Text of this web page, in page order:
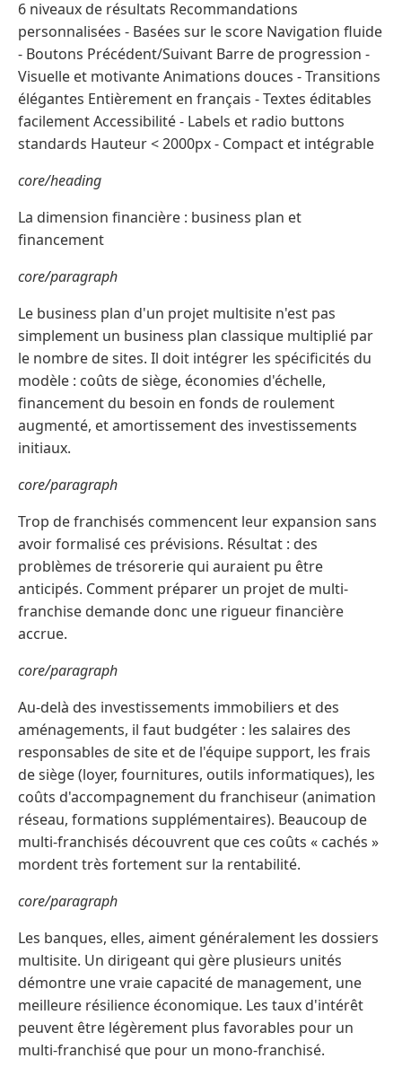
6 niveaux de résultats Recommandations
personnalisées - Basées sur le score Navigation fluide
- Boutons Précédent/Suivant Barre de progression -
Visuelle et motivante Animations douces - Transitions
élégantes Entièrement en français - Textes éditables
facilement Accessibilité - Labels et radio buttons
standards Hauteur < 2000px - Compact et intégrable
core/heading
La dimension financière : business plan et
financement
core/paragraph
Le business plan d'un projet multisite n'est pas
simplement un business plan classique multiplié par
le nombre de sites. Il doit intégrer les spécificités du
modèle : coûts de siège, économies d'échelle,
financement du besoin en fonds de roulement
augmenté, et amortissement des investissements
initiaux.
core/paragraph
Trop de franchisés commencent leur expansion sans
avoir formalisé ces prévisions. Résultat : des
problèmes de trésorerie qui auraient pu être
anticipés. Comment préparer un projet de multi-
franchise demande donc une rigueur financière
accrue.
core/paragraph
Au-delà des investissements immobiliers et des
aménagements, il faut budgéter : les salaires des
responsables de site et de l'équipe support, les frais
de siège (loyer, fournitures, outils informatiques), les
coûts d'accompagnement du franchiseur (animation
réseau, formations supplémentaires). Beaucoup de
multi-franchisés découvrent que ces coûts « cachés »
mordent très fortement sur la rentabilité.
core/paragraph
Les banques, elles, aiment généralement les dossiers
multisite. Un dirigeant qui gère plusieurs unités
démontre une vraie capacité de management, une
meilleure résilience économique. Les taux d'intérêt
peuvent être légèrement plus favorables pour un
multi-franchisé que pour un mono-franchisé.